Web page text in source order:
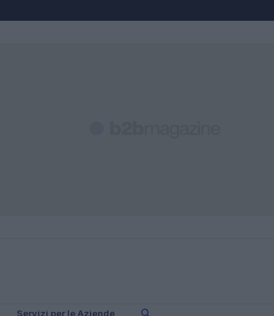
Servizi per le Aziende